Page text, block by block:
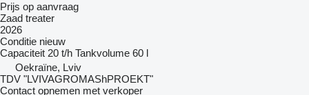
Prijs op aanvraag
Zaad treater
2026
Conditie nieuw
Capaciteit 20 t/h Tankvolume 60 l
Oekraïne, Lviv
TDV "LVIVAGROMAShPROEKT"
Contact opnemen met verkoper